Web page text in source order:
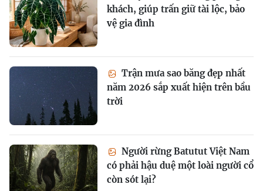
khách, giúp trấn giữ tài lộc, bảo
vệ gia đình
Trận mưa sao băng đẹp nhất
năm 2026 sắp xuất hiện trên bầu
trời
Người rừng Batutut Việt Nam
có phải hậu duệ một loài người cổ
còn sót lại?